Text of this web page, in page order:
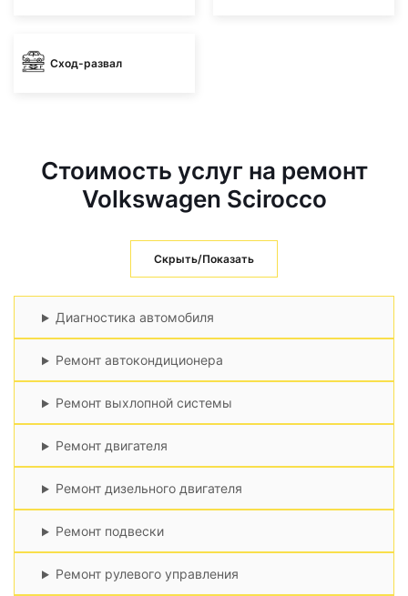
Сход-развал
Стоимость услуг на ремонт
Volkswagen Scirocco
Скрыть/Показать
Диагностика автомобиля
Ремонт автокондиционера
Ремонт выхлопной системы
Ремонт двигателя
Ремонт дизельного двигателя
Ремонт подвески
Ремонт рулевого управления